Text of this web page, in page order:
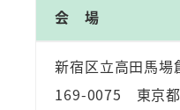
会 場
新宿区立高田馬場
169-0075 東京都